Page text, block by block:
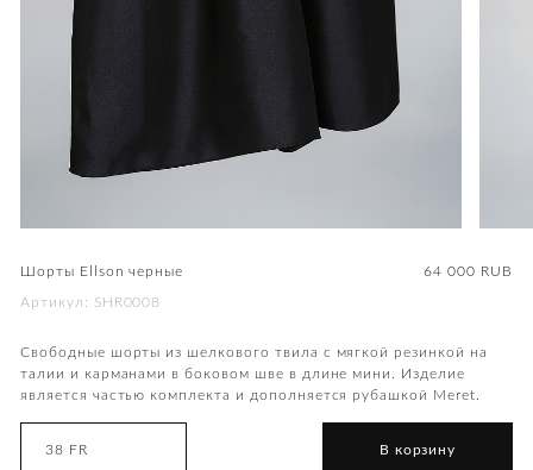
Шорты Ellson черные
Артикул: SHR0008
64 000 RUB
Свободные шорты из шелкового твила с мягкой резинкой на
талии и карманами в боковом шве в длине мини. Изделие
является частью комплекта и дополняется рубашкой Meret.
38 FR В корзину